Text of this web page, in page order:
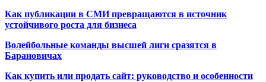
Как публикации в СМИ превращаются в источник
устойчивого роста для бизнеса
Волейбольные команды высшей лиги сразятся в
Барановичах
Как купить или продать сайт: руководство и особенности